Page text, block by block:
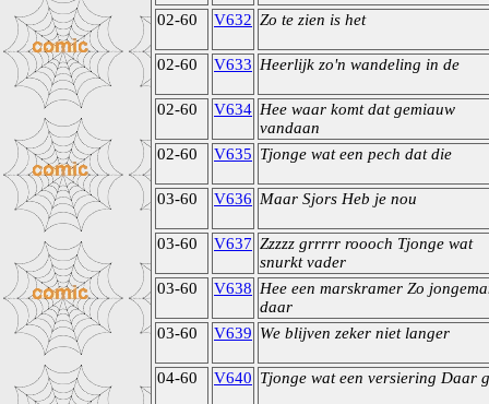
02-60 V632 Zo te zien is het
02-60 V633 Heerlijk zo'n wandeling in de
02-60 V634 Hee waar komt dat gemiauw
vandaan
02-60
V635 Tjonge wat een pech dat die
03-60 V636 Maar Sjors Heb je nou
03-60 V637 Zzzzz grrrrr roooch Tjonge wat
snurkt vader
03-60
V638 Hee een marskramer Zo
daar
03-60
V639 We blijven zeker niet langer
04-60 V640 Tjonge wat een versiering Daar